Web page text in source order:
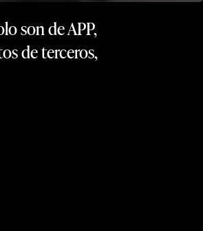
son de APP,
de terceros,